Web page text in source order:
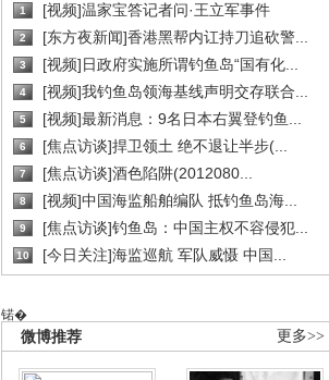
1 [视频]温家宝答记者问·王立军事件
2 [东方夜新闻]香港黑帮内讧持刀追砍警...
3 [视频]日政府实施所谓钓鱼岛“国有化...
4 [视频]我钓鱼岛领海基线声明交存联合...
5 [视频]最新消息：9名日本右翼登钓鱼...
6 [焦点访谈]捍卫领土 绝不退让半步(...
7 [焦点访谈]酒色陷阱(2012080...
8 [视频]中国海监船舶编队 抵钓鱼岛海...
9 [焦点访谈]钓鱼岛：中国主权不容侵犯...
10 [今日关注]海监巡航 军队威慑 中国...
锘�
更多>>
微博推荐